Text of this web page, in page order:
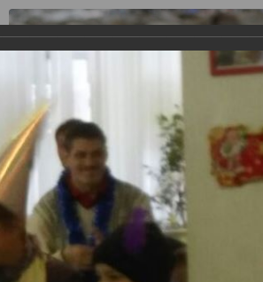
Галерея Информация